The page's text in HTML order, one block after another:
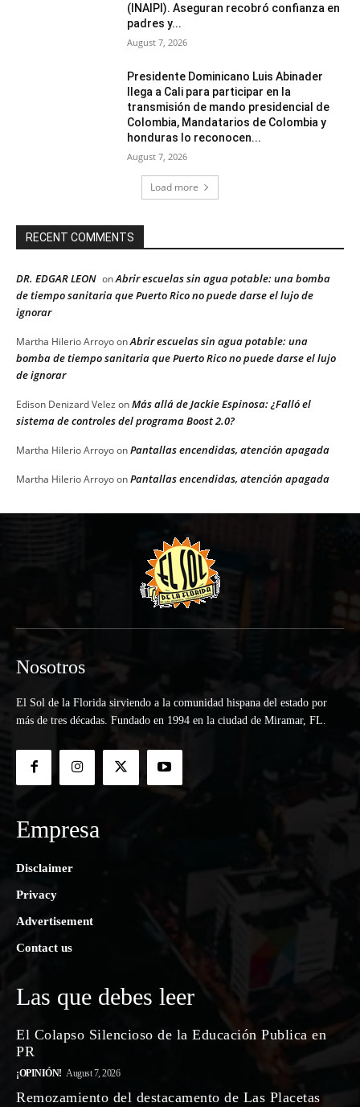
(INAIPI). Aseguran recobró confianza en
padres y...
August 7, 2026
Presidente Dominicano Luis Abinader
llega a Cali para participar en la
transmisión de mando presidencial de
Colombia, Mandatarios de Colombia y
honduras lo reconocen...
August 7, 2026
Load more
RECENT COMMENTS
DR. EDGAR LEON onAbrir escuelas sin agua potable: una bomba
de tiempo sanitaria que Puerto Rico no puede darse el lujo de
ignorar
Martha Hilerio ArroyoonAbrir escuelas sin agua potable: una
bomba de tiempo sanitaria que Puerto Rico no puede darse el lujo
de ignorar
Edison Denizard Velez onMás allá de Jackie Espinosa: ¿Falló el
sistema de controles del programa Boost 2.0?
Martha Hilerio ArroyoonPantallas encendidas, atención apagada
Martha Hilerio ArroyoonPantallas encendidas, atención apagada
Nosotros
El Sol de la Florida sirviendo a la comunidad hispana del estado por
más de tres décadas. Fundado en 1994 en la ciudad de Miramar, FL.
Empresa
Disclaimer
Privacy
Advertisement
Contact us
Las que debes leer
El Colapso Silencioso de la Educación Publica en
PR
¡OPINIÓN! August 7, 2026
Remozamiento del destacamento de Las Placetas